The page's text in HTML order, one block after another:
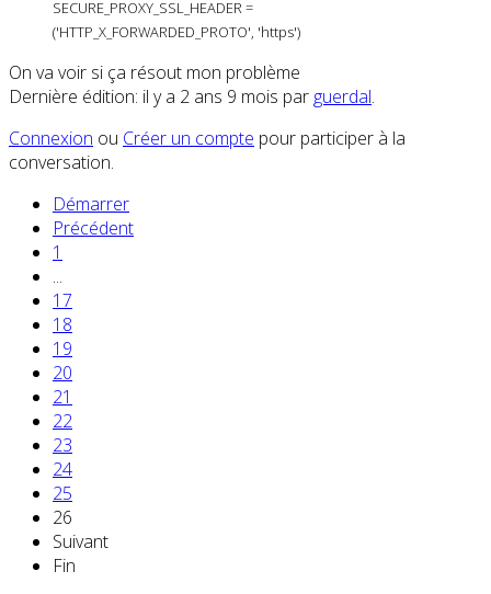
SECURE_PROXY_SSL_HEADER =
('HTTP_X_FORWARDED_PROTO', 'https')
On va voir si ça résout mon problème
Dernière édition: il y a 2 ans 9 mois par guerdal.
Connexion ou Créer un compte pour participer à la
conversation.
Démarrer
Précédent
1
...
17
18
19
20
21
22
23
24
25
26
Suivant
Fin